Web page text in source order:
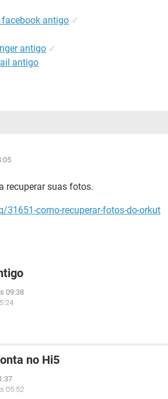
facebook antigo ✓
antigo ✓
antigo
recuperar suas fotos.
como-recuperar-fotos-do-orkut
09:38
no Hi5
05:52